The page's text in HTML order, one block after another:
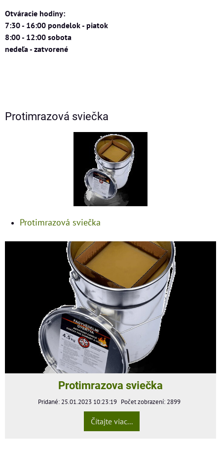
Otváracie hodiny:
7:30 - 16:00 pondelok - piatok
8:00 - 12:00 sobota
nedeľa - zatvorené
Protimrazová sviečka
Protimrazová sviečka
Protimrazova sviečka
Pridané: 25.01.2023 10:23:19 Počet zobrazení: 2899
Čítajte viac...